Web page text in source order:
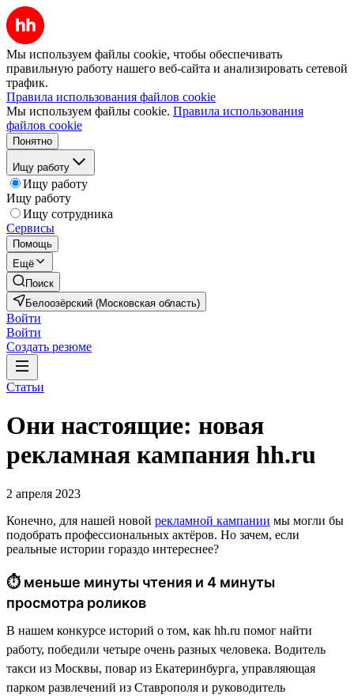
Мы используем файлы cookie, чтобы обеспечивать
правильную работу нашего веб-сайта и анализировать сетевой
трафик.
Правила использования файлов cookie
Мы используем файлы cookie. Правила использования
файлов cookie
Понятно
Ищу работу
Ищу работу
Ищу работу
Ищу сотрудника
Сервисы
Помощь
Ещё
Поиск
Белоозёрский (Московская область)
Войти
Войти
Создать резюме
Статьи
Они настоящие: новая
рекламная кампания hh.ru
2 апреля 2023
Конечно, для нашей новой рекламной кампании мы могли бы
подобрать профессиональных актёров. Но зачем, если
реальные истории гораздо интереснее?
⏱ меньше минуты чтения и 4 минуты
просмотра роликов
В нашем конкурсе историй о том, как hh.ru помог найти
работу, победили четыре очень разных человека. Водитель
такси из Москвы, повар из Екатеринбурга, управляющая
парком развлечений из Ставрополя и руководитель